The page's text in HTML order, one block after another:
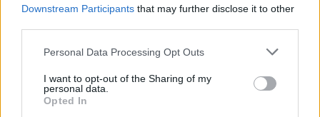
Downstream Participants that may further disclose it to other
Please note that this website/app uses one or more Google
not limited to your visit or usage behaviour. You may click to
grant or deny consent to Google and its third-party tags to
use your data for below specified purposes in below Google
Personal Data Processing Opt Outs
I want to opt-out of the Sharing of my
personal data.
Opted In
Πιο δημοφιλή
Σέρρες: Βίντεο ντοκουμέντο από το